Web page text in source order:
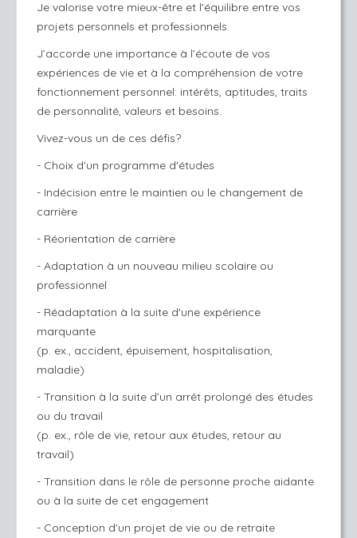
Je valorise votre mieux-être et l'équilibre entre vos
projets personnels et professionnels.
J’accorde une importance à l’écoute de vos
expériences de vie et à la compréhension de votre
fonctionnement personnel: intérêts, aptitudes, traits
de personnalité, valeurs et besoins.
Vivez-vous un de ces défis?
- Choix d'un programme d'études
- Indécision entre le maintien ou le changement de
carrière
- Réorientation de carrière
- Adaptation à un nouveau milieu scolaire ou
professionnel
- Réadaptation à la suite d'une expérience
marquante
(p. ex., accident, épuisement, hospitalisation,
maladie)
- Transition à la suite d’un arrêt prolongé des études
ou du travail
(p. ex., rôle de vie, retour aux études, retour au
travail)
- Transition dans le rôle de personne proche aidante
ou à la suite de cet engagement
- Conception d'un projet de vie ou de retraite